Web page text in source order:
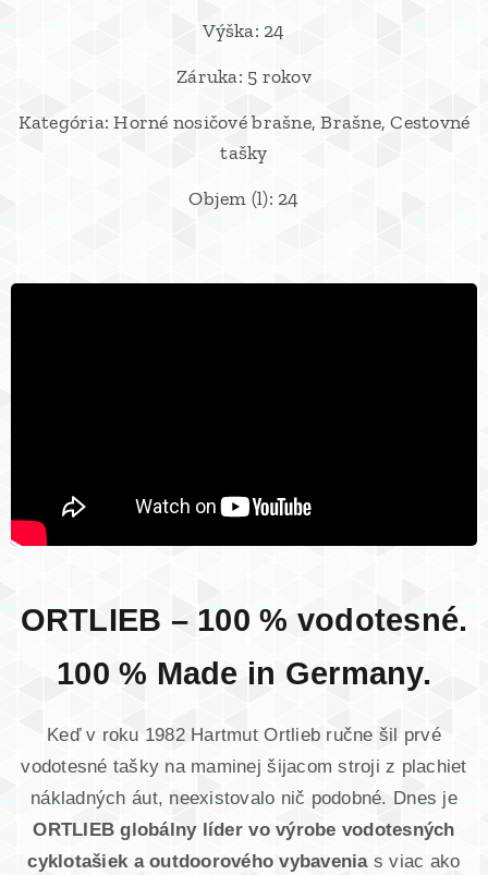
Výška: 24
Záruka: 5 rokov
Kategória: Horné nosičové brašne, Brašne, Cestovné
tašky
Objem (l): 24
ORTLIEB – 100 % vodotesné.
100 % Made in Germany.
Keď v roku 1982 Hartmut Ortlieb ručne šil prvé
vodotesné tašky na maminej šijacom stroji z plachiet
nákladných áut, neexistovalo nič podobné. Dnes je
ORTLIEB globálny líder vo výrobe vodotesných
cyklotašiek a outdoorového vybavenias viac ako